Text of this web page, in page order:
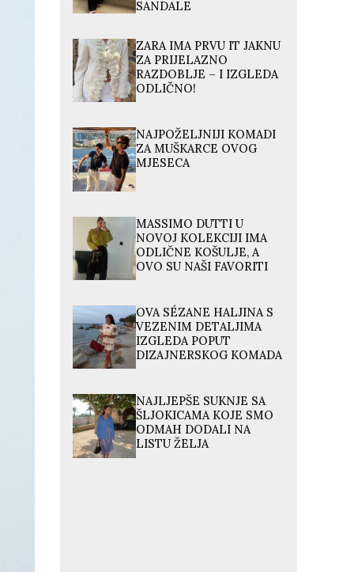
SANDALE
ZARA IMA PRVU IT JAKNU
ZA PRIJELAZNO
RAZDOBLJE – I IZGLEDA
ODLIČNO!
NAJPOŽELJNIJI KOMADI
ZA MUŠKARCE OVOG
MJESECA
MASSIMO DUTTI U
NOVOJ KOLEKCIJI IMA
ODLIČNE KOŠULJE, A
OVO SU NAŠI FAVORITI
OVA SÉZANE HALJINA S
VEZENIM DETALJIMA
IZGLEDA POPUT
DIZAJNERSKOG KOMADA
NAJLJEPŠE SUKNJE SA
ŠLJOKICAMA KOJE SMO
ODMAH DODALI NA
LISTU ŽELJA